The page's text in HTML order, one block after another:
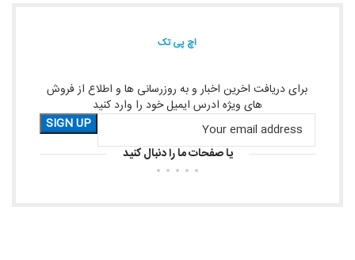
اچ پی تک
برای دریافت اخرین اخبار و به روزرسانی ها و اطلاع از فروش
های ویژه ادرس ایمیل خود را وارد کنید
یا صفحات ما را دنبال کنید